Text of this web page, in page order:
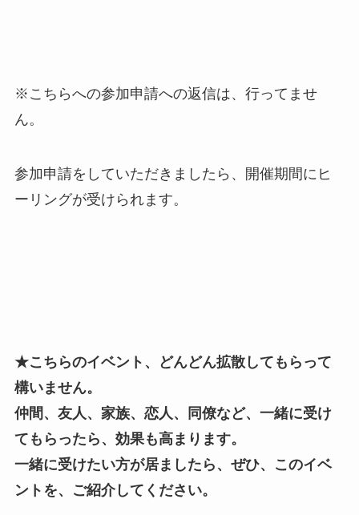
※こちらへの参加申請への返信は、行ってませ
ん。
参加申請をしていただきましたら、開催期間にヒ
ーリングが受けられます。
★こちらのイベント、どんどん拡散してもらって
構いません。
仲間、友人、家族、恋人、同僚など、一緒に受け
てもらったら、効果も高まります。
一緒に受けたい方が居ましたら、ぜひ、このイベ
ントを、ご紹介してください。